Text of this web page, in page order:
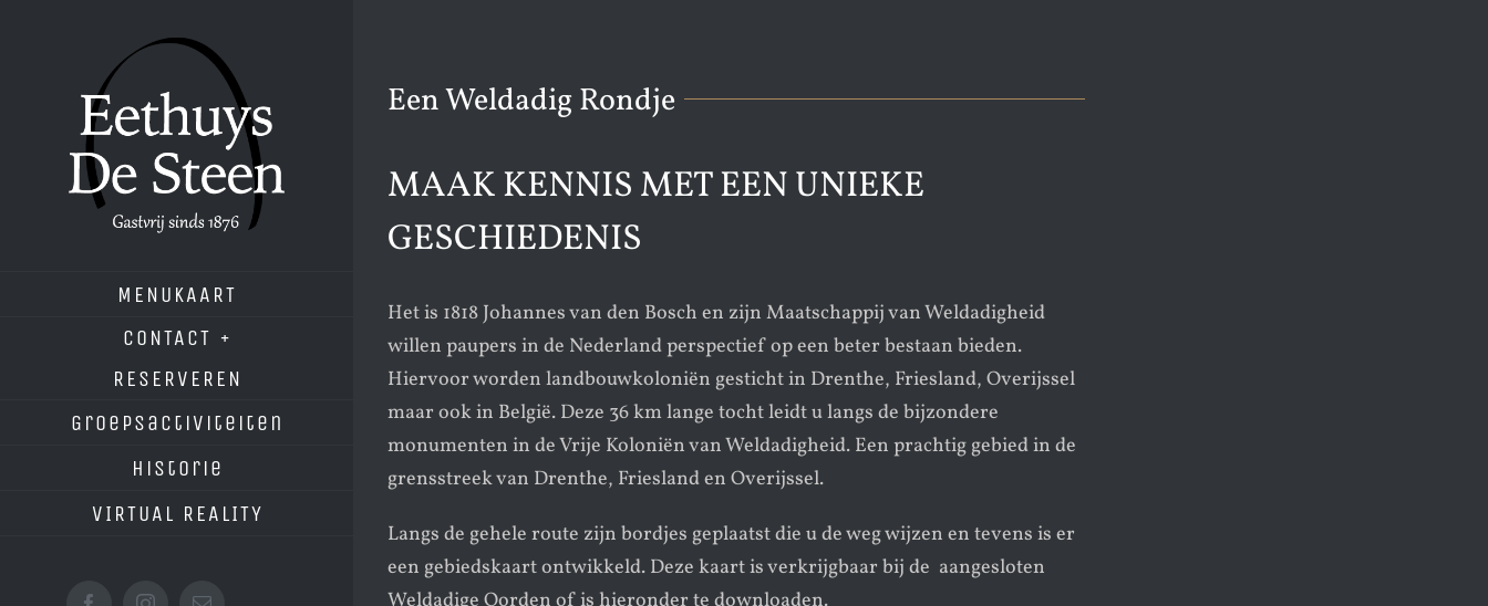
MENUKAART
CONTACT +
RESERVEREN
Groepsactiviteiten
Historie
VIRTUAL REALITY
Een Weldadig Rondje
MAAK KENNIS MET EEN UNIEKE
GESCHIEDENIS
Het is 1818 Johannes van den Bosch en zijn Maatschappij van Weldadigheid
willen paupers in de Nederland perspectief op een beter bestaan bieden.
Hiervoor worden landbouwkoloniën gesticht in Drenthe, Friesland, Overijssel
maar ook in België. Deze 36 km lange tocht leidt u langs de bijzondere
monumenten in de Vrije Koloniën van Weldadigheid. Een prachtig gebied in de
grensstreek van Drenthe, Friesland en Overijssel.
Langs de gehele route zijn bordjes geplaatst die u de weg wijzen en tevens is er
een gebiedskaart ontwikkeld. Deze kaart is verkrijgbaar bij de aangesloten